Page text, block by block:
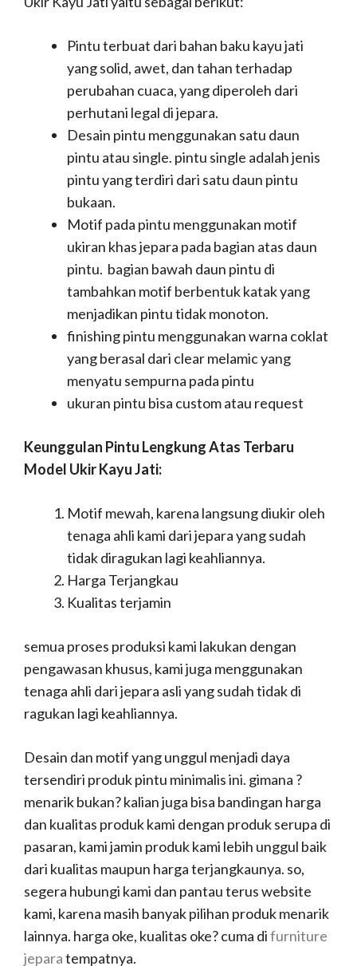
Pintu terbuat dari bahan baku kayu jati
yang solid, awet, dan tahan terhadap
perubahan cuaca, yang diperoleh dari
perhutani legal di jepara.
Desain pintu menggunakan satu daun
pintu atau single. pintu single adalah jenis
pintu yang terdiri dari satu daun pintu
bukaan.
Motif pada pintu menggunakan motif
ukiran khas jepara pada bagian atas daun
pintu. bagian bawah daun pintu di
tambahkan motif berbentuk katak yang
menjadikan pintu tidak monoton.
finishing pintu menggunakan warna coklat
yang berasal dari clear melamic yang
menyatu sempurna pada pintu
ukuran pintu bisa custom atau request
Keunggulan Pintu Lengkung Atas Terbaru
Model Ukir Kayu Jati:
Motif mewah, karena langsung diukir oleh
tenaga ahli kami dari jepara yang sudah
tidak diragukan lagi keahliannya.
Harga Terjangkau
Kualitas terjamin
semua proses produksi kami lakukan dengan
pengawasan khusus, kami juga menggunakan
tenaga ahli dari jepara asli yang sudah tidak di
ragukan lagi keahliannya.
Desain dan motif yang unggul menjadi daya
tersendiri produk pintu minimalis ini. gimana ?
menarik bukan? kalian juga bisa bandingan harga
dan kualitas produk kami dengan produk serupa di
pasaran, kami jamin produk kami lebih unggul baik
dari kualitas maupun harga terjangkaunya. so,
segera hubungi kami dan pantau terus website
kami, karena masih banyak pilihan produk menarik
lainnya. harga oke, kualitas oke? cuma difurniture
jeparatempatnya.